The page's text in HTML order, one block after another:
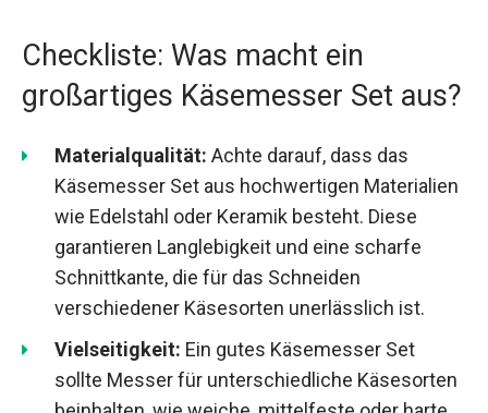
Checkliste: Was macht ein
großartiges Käsemesser Set aus?
Materialqualität: Achte darauf, dass das
Käsemesser Set aus hochwertigen Materialien
wie Edelstahl oder Keramik besteht. Diese
garantieren Langlebigkeit und eine scharfe
Schnittkante, die für das Schneiden
verschiedener Käsesorten unerlässlich ist.
Vielseitigkeit: Ein gutes Käsemesser Set
sollte Messer für unterschiedliche Käsesorten